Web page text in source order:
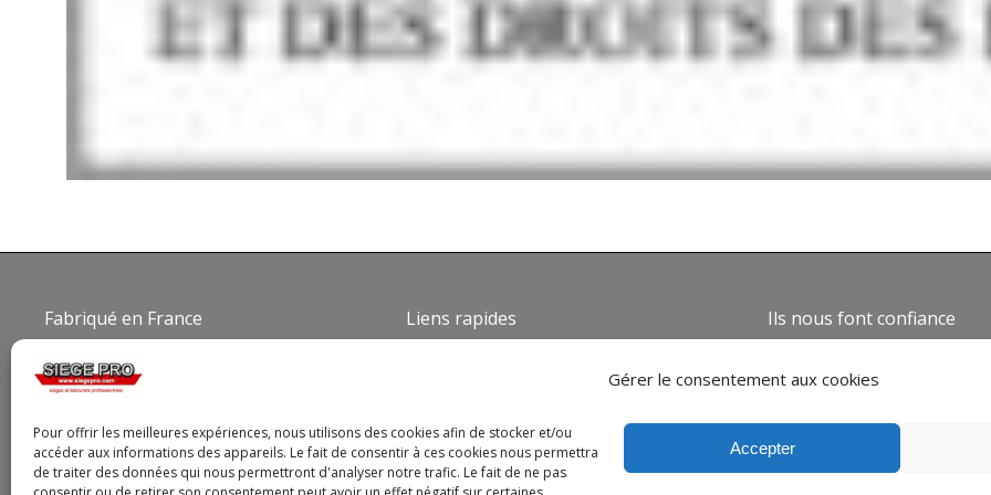
Gérer le consentement aux cookies
Pour offrir les meilleures expériences, nous utilisons des cookies afin de stocker et/ou
accéder aux informations des appareils. Le fait de consentir à ces cookies nous permettra
de traiter des données qui nous permettront d'analyser notre trafic. Le fait de ne pas
Accepter
Fabriqué en France Liens rapides
Conditions générales de vente
Politique de confidentialité
Politique de cookies
Ils nous font confiance